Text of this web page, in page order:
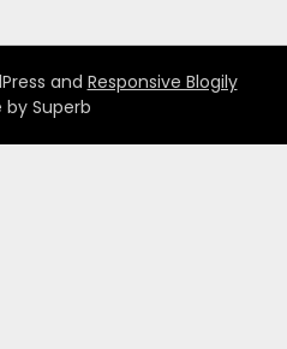
and Responsive Blogily
Superb